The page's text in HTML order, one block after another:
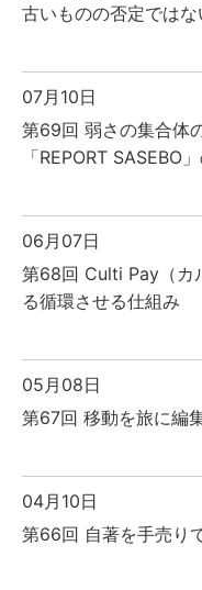
古いものの否定ではな
07月10日
第69回 弱さの集合体
「REPORT SASEBO」
06月07日
第68回 Culti Pay（カ
る循環させる仕組み
05月08日
第67回 移動を旅に編
04月10日
第66回 自著を手売り